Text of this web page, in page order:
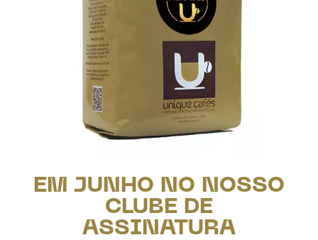
EM JUNHO NO NOSSO
CLUBE DE
ASSINATURA